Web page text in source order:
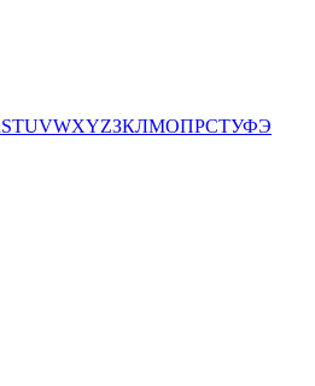
STUVWXYZЗКЛМОПРСТУФЭ